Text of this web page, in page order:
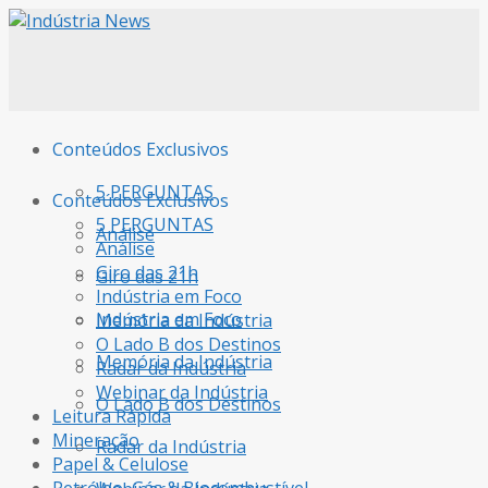
Conteúdos Exclusivos
5 PERGUNTAS
Análise
Giro das 21h
Indústria em Foco
Memória da Indústria
O Lado B dos Destinos
Radar da Indústria
Conteúdos Exclusivos
5 PERGUNTAS
Análise
Giro das 21h
Indústria em Foco
Memória da Indústria
O Lado B dos Destinos
Radar da Indústria
Webinar da Indústria
Leitura Rápida
Mineração
Papel & Celulose